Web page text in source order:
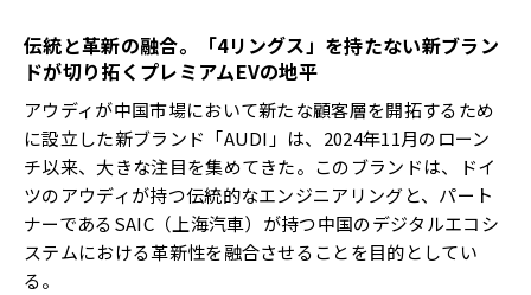
伝統と革新の融合。「4リングス」を持たない新ブラン
ドが切り拓くプレミアムEVの地平
アウディが中国市場において新たな顧客層を開拓するため
に設立した新ブランド「AUDI」は、2024年11月のローン
チ以来、大きな注目を集めてきた。このブランドは、ドイ
ツのアウディが持つ伝統的なエンジニアリングと、パート
ナーであるSAIC（上海汽車）が持つ中国のデジタルエコシ
ステムにおける革新性を融合させることを目的としてい
る。